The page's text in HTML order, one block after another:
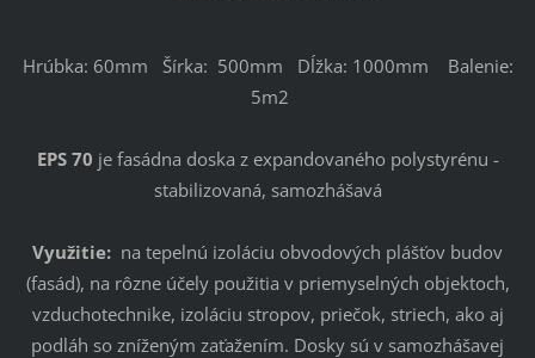
Hrúbka: 60mm Šírka: 500mm Dĺžka: 1000mm Balenie:
5m2
EPS 70 je fasádna doska z expandovaného polystyrénu -
stabilizovaná, samozhášavá
Využitie: na tepelnú izoláciu obvodových plášťov budov
(fasád), na rôzne účely použitia v priemyselných objektoch,
vzduchotechnike, izoláciu stropov, priečok, striech, ako aj
podláh so zníženým zaťažením. Dosky sú v samozhášavej